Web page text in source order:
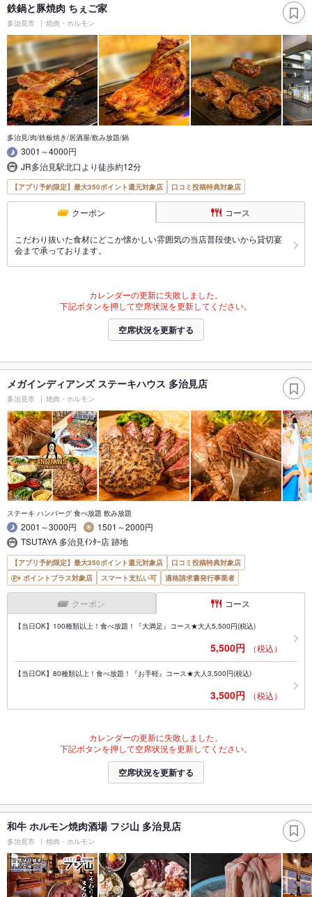
鉄鍋と豚焼肉 ちぇご家
多治見市 焼肉・ホルモン
多治見/肉/鉄板焼き/居酒屋/飲み放題/鍋
3001～4000円
JR多治見駅北口より徒歩約12分
【アプリ予約限定】最大350ポイント還元対象店 口コミ投稿特典対象店
クーポン コース
こだわり抜いた食材にどこか懐かしい雰囲気の当店普段使いから貸切宴
会まで承っております。
カレンダーの更新に失敗しました。
下記ボタンを押して空席状況を更新してください。
空席状況を更新する
メガインディアンズ ステーキハウス 多治見店
多治見市 焼肉・ホルモン
ステーキ ハンバーグ 食べ放題 飲み放題
2001～3000円
1501～2000円
TSUTAYA 多治見ｲﾝﾀｰ店 跡地
【アプリ予約限定】最大350ポイント還元対象店
口コミ投稿特典対象店
ポイントプラス対象店
スマート支払い可 適格請求書発行事業者
クーポン コース
【当日OK】100種類以上！食べ放題！『大満足』コース★大人5,500円(税込)
5,500円 （税込）
【当日OK】80種類以上！食べ放題！『お手軽』コース★大人3,500円(税込)
3,500円 （税込）
カレンダーの更新に失敗しました。
下記ボタンを押して空席状況を更新してください。
空席状況を更新する
和牛 ホルモン焼肉酒場 フジ山 多治見店
多治見市 焼肉・ホルモン